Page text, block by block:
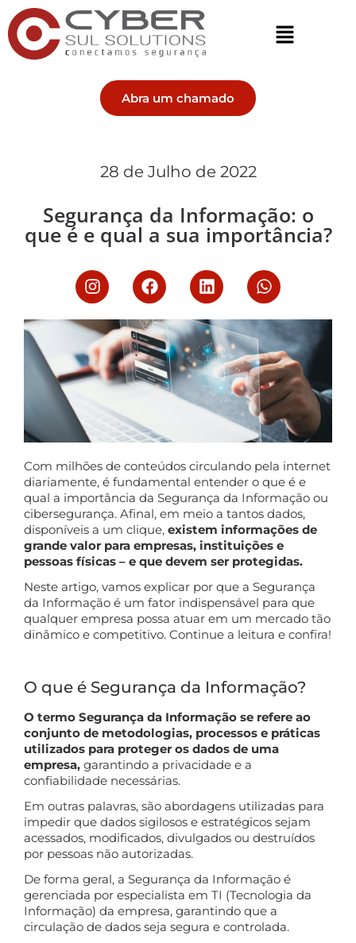
Abra um chamado
28 de Julho de 2022
Segurança da Informação: o
que é e qual a sua importância?
Com milhões de conteúdos circulando pela internet
diariamente, é fundamental entender o que é e
qual a importância da Segurança da Informação ou
cibersegurança. Afinal, em meio a tantos dados,
disponíveis a um clique, existem informações de
grande valor para empresas, instituições e
pessoas físicas – e que devem ser protegidas.
Neste artigo, vamos explicar por que a Segurança
da Informação é um fator indispensável para que
qualquer empresa possa atuar em um mercado tão
dinâmico e competitivo. Continue a leitura e confira!
O que é Segurança da Informação?
O termo Segurança da Informação se refere ao
conjunto de metodologias, processos e práticas
utilizados para proteger os dados de uma
empresa, garantindo a privacidade e a
confiabilidade necessárias.
Em outras palavras, são abordagens utilizadas para
impedir que dados sigilosos e estratégicos sejam
acessados, modificados, divulgados ou destruídos
por pessoas não autorizadas.
De forma geral, a Segurança da Informação é
gerenciada por especialista em TI (Tecnologia da
Informação) da empresa, garantindo que a
circulação de dados seja segura e controlada.